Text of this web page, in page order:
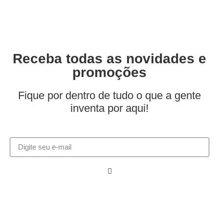
Receba todas as novidades e
promoções
Fique por dentro de tudo o que a gente
inventa por aqui!